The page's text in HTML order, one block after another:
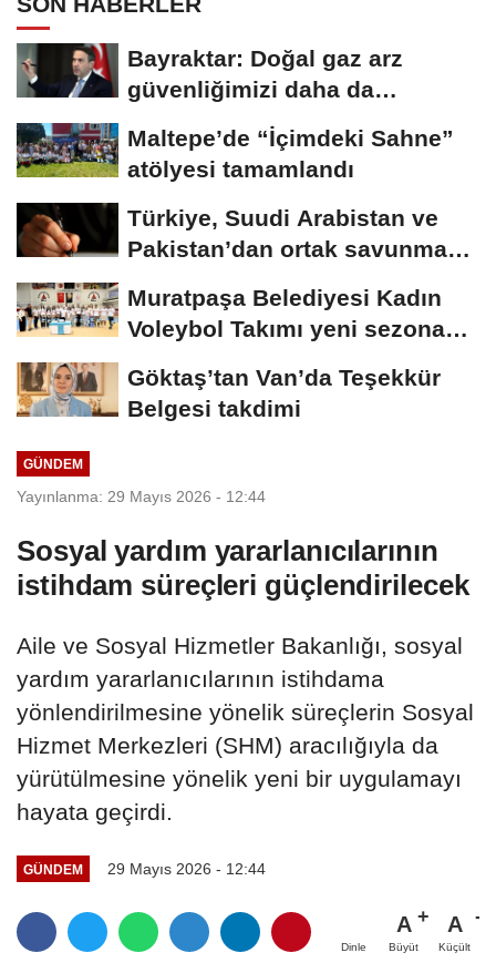
Bayraktar: Doğal gaz arz
güvenliğimizi daha da
güçlendirmeye devam...
Maltepe’de “İçimdeki Sahne”
atölyesi tamamlandı
Türkiye, Suudi Arabistan ve
Pakistan’dan ortak savunma
Muratpaşa Belediyesi Kadın
Voleybol Takımı yeni sezona
Göktaş’tan Van’da Teşekkür
Belgesi takdimi
GÜNDEM
Yayınlanma: 29 Mayıs 2026 - 12:44
Sosyal yardım yararlanıcılarının
istihdam süreçleri güçlendirilecek
Aile ve Sosyal Hizmetler Bakanlığı, sosyal
yardım yararlanıcılarının istihdama
yönlendirilmesine yönelik süreçlerin Sosyal
Hizmet Merkezleri (SHM) aracılığıyla da
yürütülmesine yönelik yeni bir uygulamayı
hayata geçirdi.
GÜNDEM 29 Mayıs 2026 - 12:44
Dinle
A
Büyüt
A
Küçült